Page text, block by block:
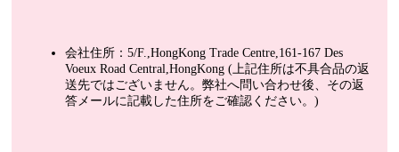
会社住所：5/F.,HongKong Trade Centre,161-167 Des
Voeux Road Central,HongKong (上記住所は不具合品の返
送先ではございません。弊社へ問い合わせ後、その返
答メールに記載した住所をご確認ください。)